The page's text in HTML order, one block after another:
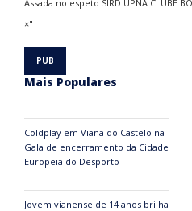
Mais Populares
Coldplay em Viana do Castelo na
Gala de encerramento da Cidade
Europeia do Desporto
Jovem vianense de 14 anos brilha